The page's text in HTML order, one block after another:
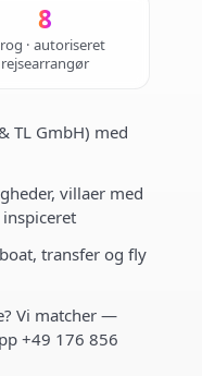
8
· autoriseret
rejsearrangør
TL GmbH) med
villaer med
transfer og fly
Vi matcher —
+49 176 856